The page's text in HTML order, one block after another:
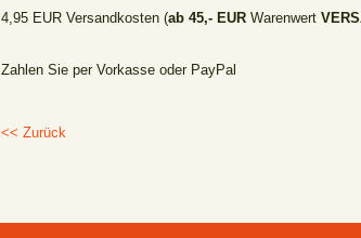
4,95 EUR Versandkosten (ab 45,- EUR Warenwert
Zahlen Sie per Vorkasse oder PayPal
<< Zurück